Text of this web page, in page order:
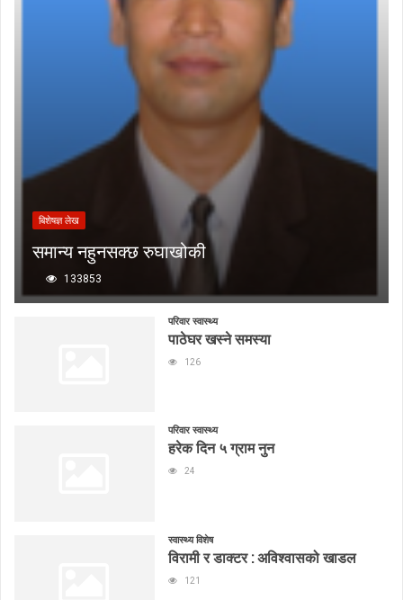
बिशेषज्ञ लेख
समान्य नहुनसक्छ रुघाखोकी
133853
परिवार स्वास्थ्य
पाठेघर खस्ने समस्या
126
परिवार स्वास्थ्य
हरेक दिन ५ ग्राम नुन
24
स्वास्थ्य विशेष
विरामी र डाक्टर : अविश्वासको खाडल
121